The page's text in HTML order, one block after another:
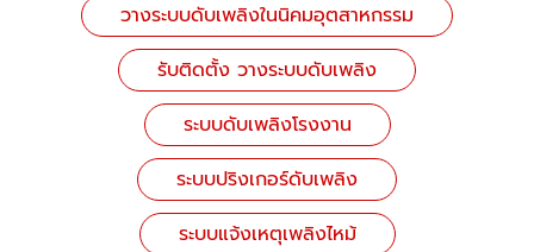
วางระบบดับเพลิงในนิคมอุตสาหกรรม
รับติดตั้ง วางระบบดับเพลิง
ระบบดับเพลิงโรงงาน
ระบบปริงเกอร์ดับเพลิง
ระบบแจ้งเหตุเพลิงไหม้